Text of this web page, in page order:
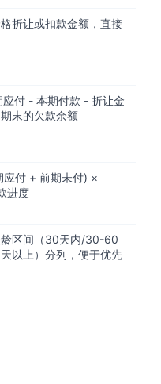
折让或扣款金额，直接
付 - 本期付款 - 折让金
末的欠款余额
付 + 前期未付) ×
进度
区间（30天内/30-60
以上）分列，便于优先